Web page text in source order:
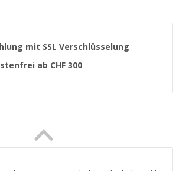
mit SSL Verschlüsselung
ab CHF 300